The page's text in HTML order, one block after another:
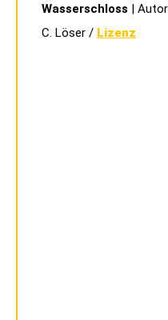
Wasserschloss |
C. Löser / Lizenz